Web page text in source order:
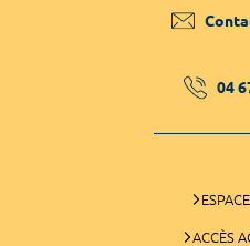
04
ACCÈS